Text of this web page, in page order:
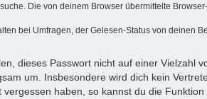
Die von deinem Browser übermittelte Browser-
bei Umfragen, der Gelesen-Status von deinen
dieses Passwort nicht auf einer Vielzahl
um. Insbesondere wird dich kein
haben, so kannst du die Funktion